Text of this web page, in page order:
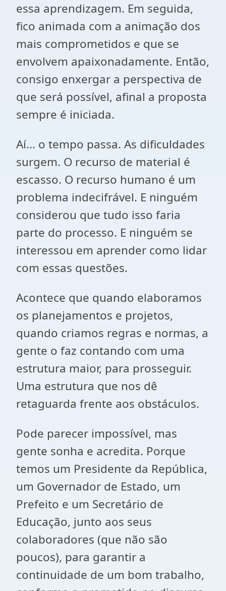
essa aprendizagem. Em seguida,
fico animada com a animação dos
mais comprometidos e que se
envolvem apaixonadamente. Então,
consigo enxergar a perspectiva de
que será possível, afinal a proposta
sempre é iniciada.
Aí... o tempo passa. As dificuldades
surgem. O recurso de material é
escasso. O recurso humano é um
problema indecifrável. E ninguém
considerou que tudo isso faria
parte do processo. E ninguém se
interessou em aprender como lidar
com essas questões.
Acontece que quando elaboramos
os planejamentos e projetos,
quando criamos regras e normas, a
gente o faz contando com uma
estrutura maior, para prosseguir.
Uma estrutura que nos dê
retaguarda frente aos obstáculos.
Pode parecer impossível, mas
gente sonha e acredita. Porque
temos um Presidente da República,
um Governador de Estado, um
Prefeito e um Secretário de
Educação, junto aos seus
colaboradores (que não são
poucos), para garantir a
continuidade de um bom trabalho,